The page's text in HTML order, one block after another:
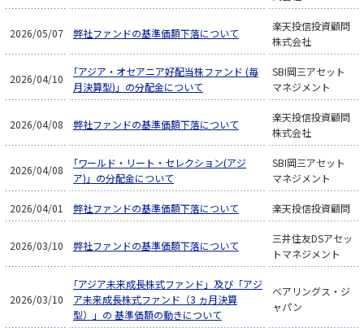
2026/05/07 弊社ファンドの基準価額下落について
楽天投信投資顧問
株式会社
2026/04/10
「アジア・オセアニア好配当株ファンド (毎
月決算型)」の分配金について
SBI岡三アセット
マネジメント
2026/04/08 弊社ファンドの基準価額下落について
楽天投信投資顧問
株式会社
2026/04/08
「ワールド・リート・セレクション(アジ
ア)」の分配金について
SBI岡三アセット
マネジメント
2026/04/01 弊社ファンドの基準価額下落について 楽天投信投資顧問
2026/03/10 弊社ファンドの基準価額下落について
三井住友DSアセッ
トマネジメント
2026/03/10
「アジア未来成長株式ファンド」及び「アジ
ア未来成長株式ファンド（3 ヵ月決算
型）」の 基準価額の動きについて
ベアリングス・ジ
ャパン